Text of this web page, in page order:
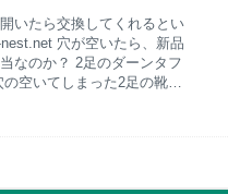
いたら交換してくれるとい
穴が空いたら、新品
なのか？ 2足のダーンタフ
空いてしまった2足の靴
を送り返してみました。
た。 お世話になっており
した同モデルをご用意させ